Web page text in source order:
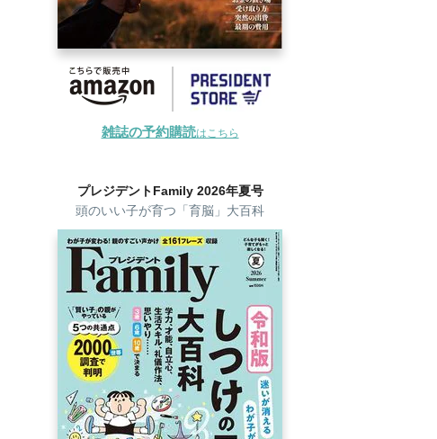
雑誌の予約購読はこちら
プレジデントFamily 2026年夏号
頭のいい子が育つ「育脳」大百科